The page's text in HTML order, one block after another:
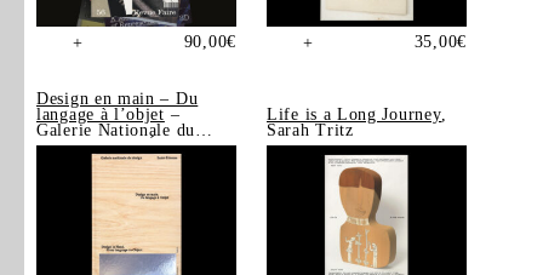
+ 90,00€ + 35,00€
Design en main – Du
langage à l’objet –
Galerie Nationale du
Design, Saint-Étienne
Life is a Long Journey,
Sarah Tritz